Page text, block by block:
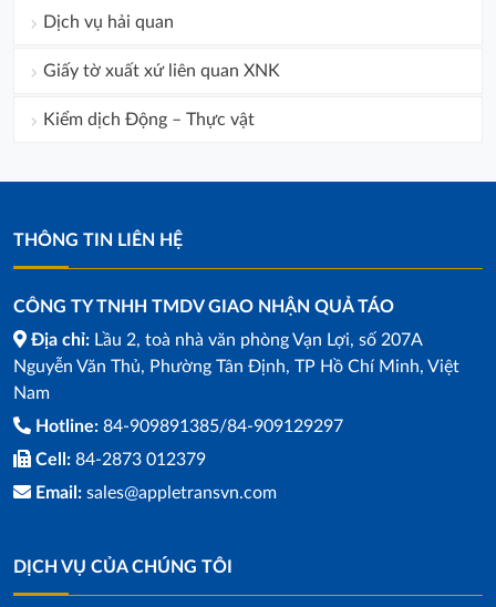
Dịch vụ hải quan
Giấy tờ xuất xứ liên quan XNK
Kiểm dịch Động – Thực vật
THÔNG TIN LIÊN HỆ
CÔNG TY TNHH TMDV GIAO NHẬN QUẢ TÁO
Địa chỉ: Lầu 2, toà nhà văn phòng Vạn Lợi, số 207A
Nguyễn Văn Thủ, Phường Tân Định, TP Hồ Chí Minh, Việt
Nam
Hotline: 84-909891385/84-909129297
Cell: 84-2873 012379
Email: sales@appletransvn.com
DỊCH VỤ CỦA CHÚNG TÔI